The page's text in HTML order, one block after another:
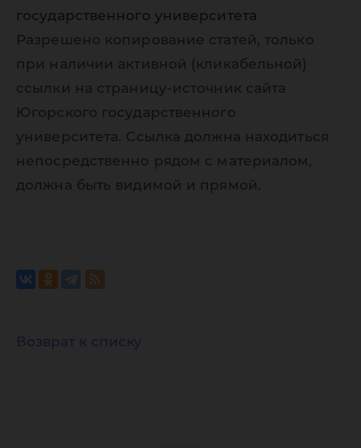
государственного университета
Разрешено копирование статей, только
при наличии активной (кликабельной)
ссылки на страницу-источник сайта
Югорского государственного
университета. Ссылка должна находиться
непосредственно рядом с материалом,
должна быть видимой и прямой.
Возврат к списку